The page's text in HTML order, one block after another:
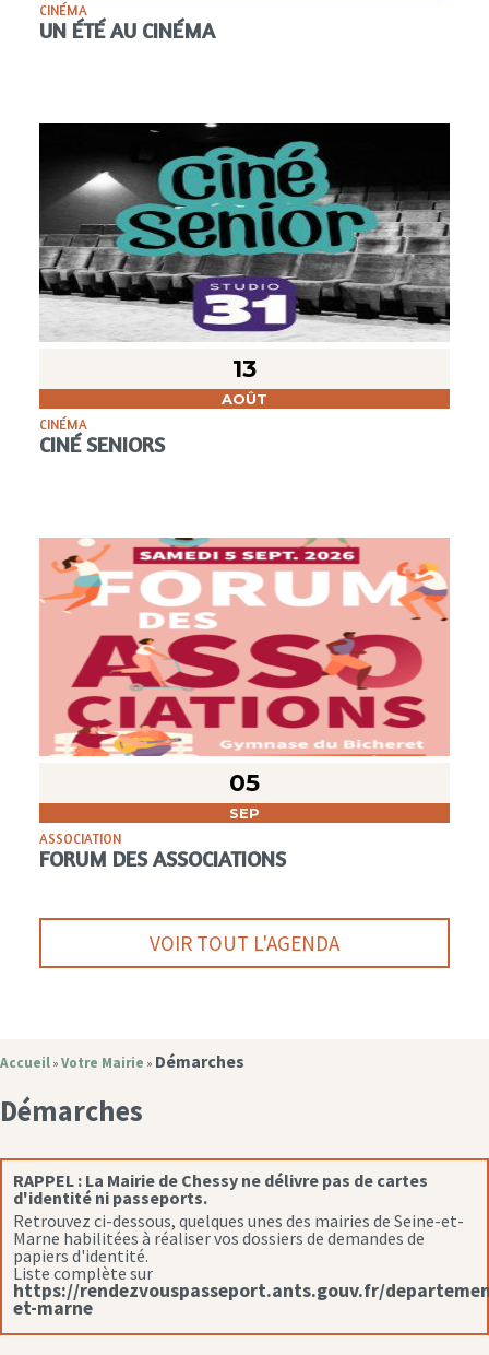
CINÉMA
UN ÉTÉ AU CINÉMA
13
AOÛT
CINÉMA
CINÉ SENIORS
05
SEP
ASSOCIATION
FORUM DES ASSOCIATIONS
VOIR TOUT L'AGENDA
Accueil » Votre Mairie » Démarches
Démarches
RAPPEL : La Mairie de Chessy ne délivre pas de cartes
d'identité ni passeports.
Retrouvez ci-dessous, quelques unes des mairies de Seine-et-
Marne habilitées à réaliser vos dossiers de demandes de
papiers d'identité.
Liste complète sur
https://rendezvouspasseport.ants.gouv.fr/
et-marne